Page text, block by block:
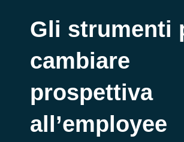
Gli strumenti
cambiare
prospettiva
all’employee